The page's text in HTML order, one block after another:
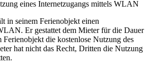
eines Internetzugangs mittels WLAN
in seinem Ferienobjekt einen
Er gestattet dem Mieter für die Dauer
Ferienobjekt die kostenlose Nutzung des
hat nicht das Recht, Dritten die Nutzung